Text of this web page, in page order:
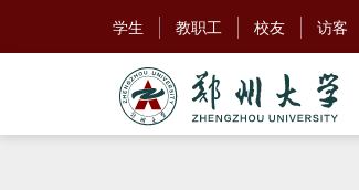
学生 教职工 校友 访客